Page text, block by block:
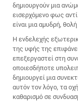
δημιουργούν μια
εισερχόμενο φως
είναι μια αμυδρή,
Η ενδελεχής
της υφής της
επεξεργαστεί στη
οποιεσδήποτε
δημιουργεί μια
αυτόν τον λόγο, τα
καθαρισμό σε